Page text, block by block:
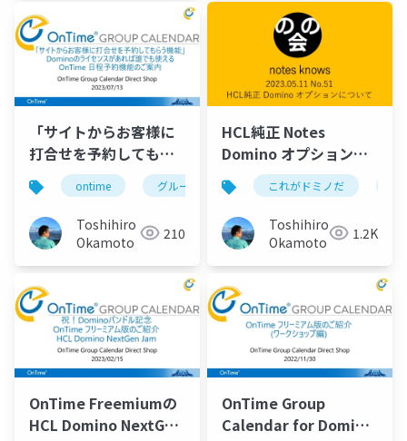
「サイトからお客様に
打合せを予約してもら
う機能」Dominoのラ
イセンスがあれば誰で
も使えるOnTime 日程
予約機能のご案内
ontime グループカレンダー 組織カレンダー
Toshihiro
Okamoto
210
HCL純正 Notes
Domino オプションに
ついて HCL Domino
Leap OPTION!
1.Dominoに外部データ
連係、ワークフロー、
フォーム作成を追加実
装 2.Dominoサーバー
にインストール、追加
サーバーの新規構築必
要なし 3.Dominoの追
加オプションだから必
要な人だけ買えるよう
になってる
これがドミノだ
Toshihiro
Okamoto
1.2K
OnTime Freemiumの
HCL Domino NextGen
OnTime Group
Calendar for Domino